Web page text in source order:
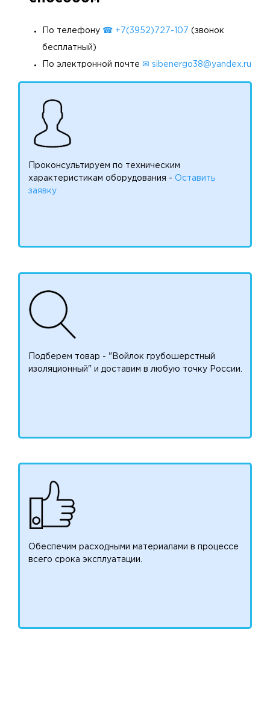
По телефону ☎ +7(3952)727-107 (звонок
бесплатный)
По электронной почте ✉ sibenergo38@yandex.ru
Проконсультируем по техническим
характеристикам оборудования - Оставить
заявку
Подберем товар - "Войлок грубошерстный
изоляционный" и доставим в любую точку России.
Обеспечим расходными материалами в процессе
всего срока эксплуатации.